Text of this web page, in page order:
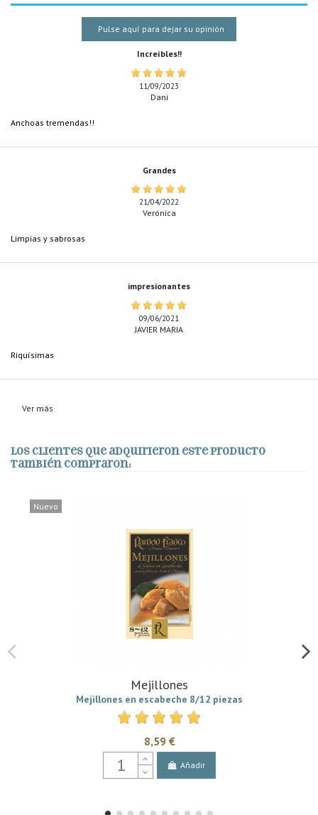
Pulse aquí para dejar su opinión
Increíbles!!
11/09/2023
Dani
Anchoas tremendas!!
Grandes
21/04/2022
Verónica
Limpias y sabrosas
impresionantes
09/06/2021
JAVIER MARIA
Riquísimas
Ver más
Los clientes que adquirieron este producto
también compraron:
Nuevo
Mejillones
Mejillones en escabeche 8/12 piezas
8,59 €
Añadir